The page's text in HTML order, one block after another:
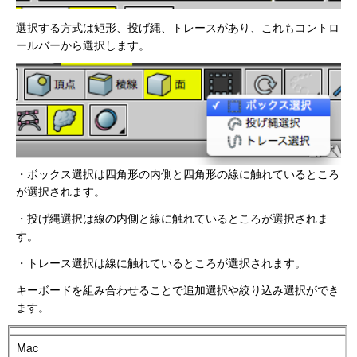
選択する方式は矩形、投げ縄、トレースがあり、これもコントロ
ールバーから選択します。
・ボックス選択は四角形の内側と四角形の線に触れているところ
が選択されます。
・投げ縄選択は線の内側と線に触れているところが選択されま
す。
・トレース選択は線に触れているところが選択されます。
キーボードを組み合わせることで追加選択や絞り込み選択ができ
ます。
Mac